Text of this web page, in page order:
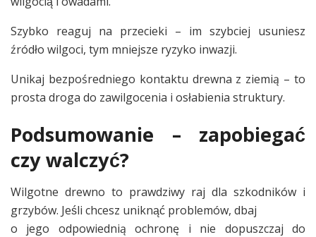
Szybko reaguj na przecieki – im szybciej usuniesz
źródło wilgoci, tym mniejsze ryzyko inwazji.
Unikaj bezpośredniego kontaktu drewna z ziemią – to
prosta droga do zawilgocenia i osłabienia struktury.
Podsumowanie – zapobiegać
czy walczyć?
Wilgotne drewno to prawdziwy raj dla szkodników i
grzybów. Jeśli chcesz uniknąć problemów, dbaj
o jego odpowiednią ochronę i nie dopuszczaj do